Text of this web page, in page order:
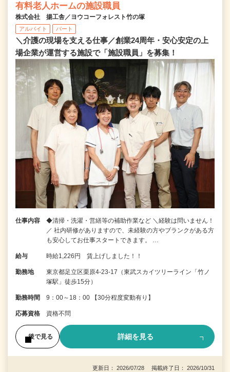
有料老人ホームの施設職員
株式会社 揚工舎／ヨウコーフォレスト竹の塚
アルバイト パート
＼介護の現場を支える仕事／創業24周年・安心安定の上
場企業が運営する施設で「施設職員」を募集！
仕事内容
◆清掃・洗濯・営繕等の補助作業など ＼経験は問いません！
／ 社内研修がありますので、未経験の方やブランクがある方
も安心してお仕事スタートできます。 …
給与 時給1,226円 賃上げしました！！
勤務地
東京都足立区栗原4-23-17（東武スカイツリーライン「竹ノ
塚駅」徒歩15分）
勤務時間 9：00～18：00 【30分程度変動有り】
応募資格 資格不問
後で見る 詳細を見る
更新日： 2026/07/28 掲載終了日： 2026/10/31